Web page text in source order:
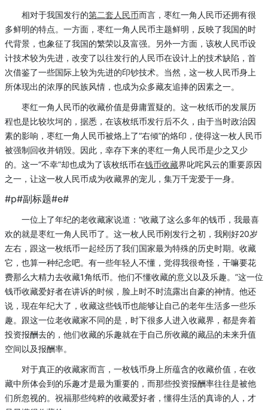
相对于我国发行的第二套人民币而言，枣红一角人民币还拥有很
多鲜明的特点。一方面，枣红一角人民币主题鲜明，反映了我国的时
代背景，也象征了我国的繁荣以及富强。另外一方面，该枚人民币设
计技术较为先进，改变了以往发行的人民币在设计上的技术缺陷，首
次借鉴了一些国际上较为先进的印钞技术。当然，这一枚人民币身上
所体现出的浓厚的民族风情，也成为众多藏友追捧的因素之一。
枣红一角人民币的收藏价值是毋庸置疑的。这一枚纸币的发展历
程也是比较坎坷的，据悉，在该枚纸币发行后不久，由于当时政治因
素的影响，枣红一角人民币被烙上了“右倾”的烙印，使得这一枚人民币
被强制回收并销毁。因此，幸存下来的枣红一角人民币是少之又少
的。这一“不幸”却也成为了该枚纸币在钱币收藏界叱咤风云的重要原因
之一，让这一枚人民币成为收藏界的宠儿，集万千宠爱于一身。
#p#副标题#e#
一位上了年纪的老收藏家说道：“收藏了这么多年的钱币，我最喜
欢的就是枣红一角人民币了。这一枚人民币刚发行之初，我刚好20岁
左右，跟这一枚纸币一起经历了我们国家最为特殊的历史时期。收藏
它，也算一种纪念吧。有一些年轻人不懂，觉得我很奇怪，干嘛要花
费那么大精力去收藏1角纸币。他们不懂收藏的意义以及乐趣。”这一位
钱币收藏爱好者在讲诉的时候，脸上时不时流露出自豪的神情。他还
说，现在年纪大了，收藏这些钱币也能够让自己的老年生活多一些乐
趣。跟这一位老收藏家不同的是，时下很多人进入收藏界，都是奔着
投资报酬去的，他们收藏的乐趣就在于自己所收藏的藏品的未来升值
空间以及报酬率。
对于真正的收藏家而言，一枚钱币身上所蕴含的收藏价值，在收
藏中所体会到的乐趣才是最为重要的，而那些投资报酬率往往是被他
们所忽视的。祝福那些纯粹的收藏爱好者，懂得生活的真谛的人，才